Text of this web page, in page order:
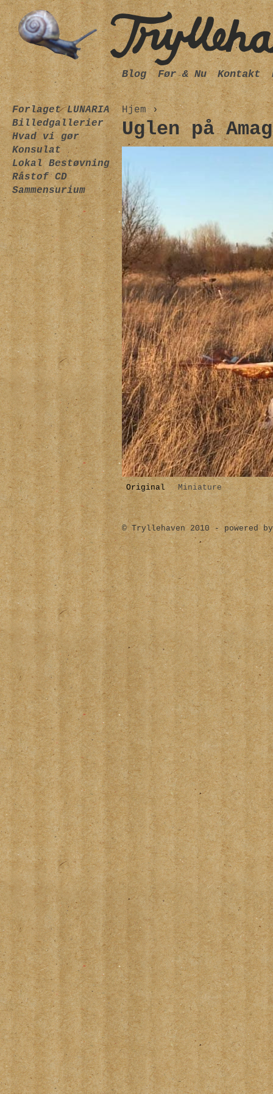
Hjem ›
Uglen på
Original Miniature
Blog Før & Nu Kontakt
Forlaget LUNARIA
Billedgallerier
Hvad vi gør
Konsulat
Lokal Bestøvning
Råstof CD
Sammensurium
© Tryllehaven 2010 - powered